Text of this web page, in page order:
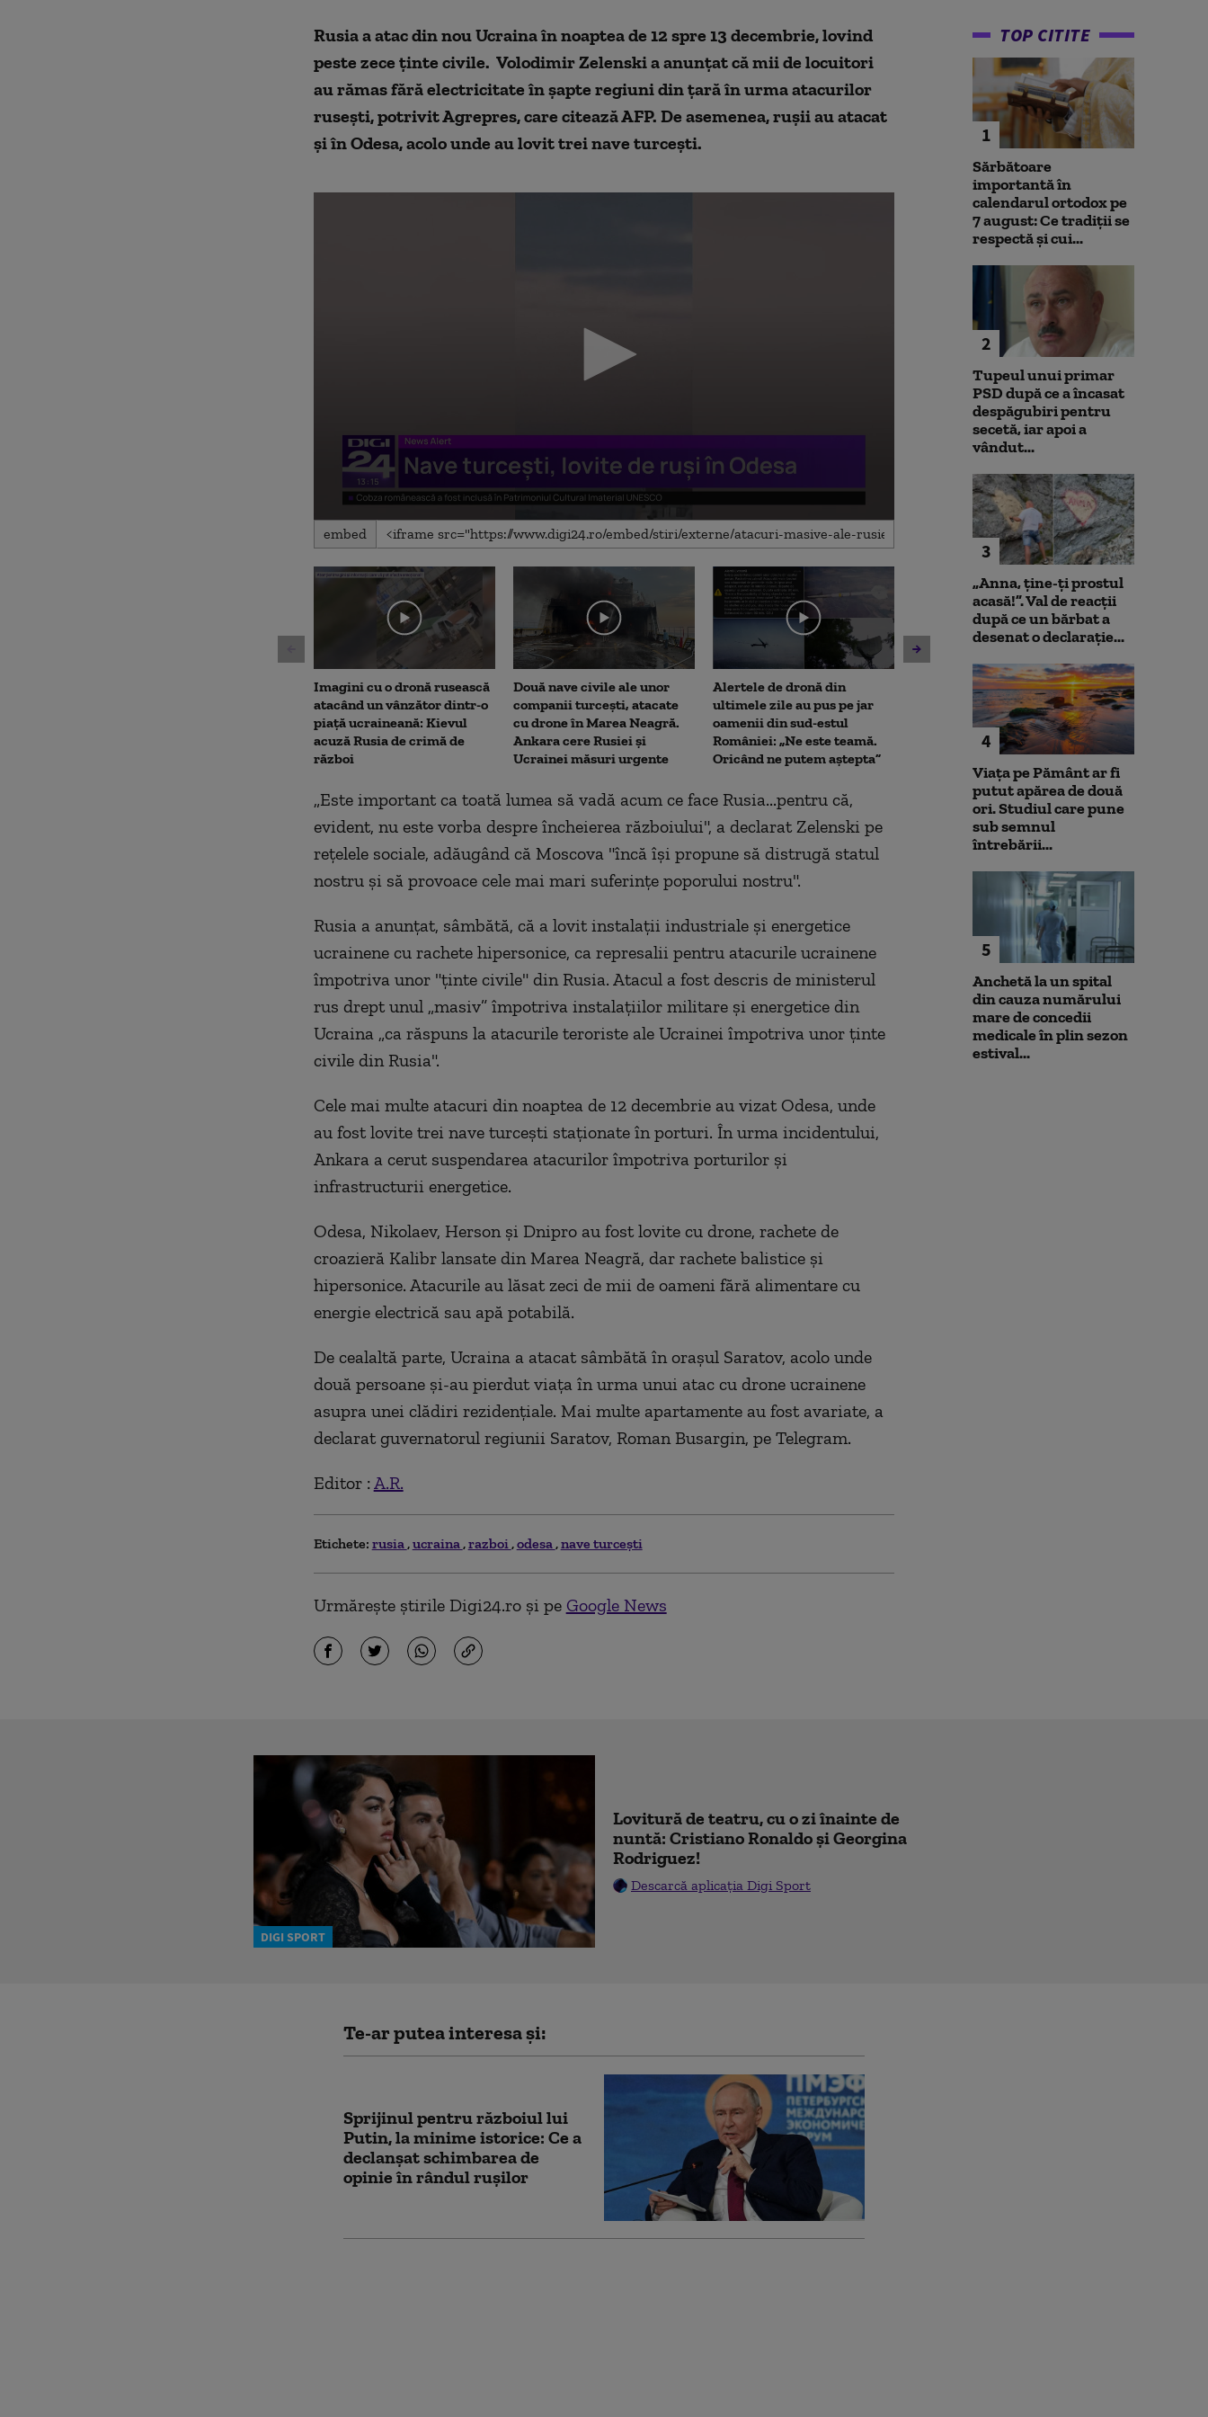
Rusia a atac din nou Ucraina în noaptea de 12 spre 13 decembrie, lovind
peste zece ținte civile. Volodimir Zelenski a anunțat că mii de locuitori
au rămas fără electricitate în șapte regiuni din țară în urma atacurilor
rusești, potrivit Agrepres, care citează AFP. De asemenea, rușii au atacat
și în Odesa, acolo unde au lovit trei nave turcești.
0
seconds
3
minutes,
Volume
embed
Imagini cu o dronă rusească
atacând un vânzător dintr-o
piață ucraineană: Kievul
acuză Rusia de crimă de
război
Două nave civile ale unor
companii turcești, atacate
cu drone în Marea Neagră.
Ankara cere Rusiei și
Ucrainei măsuri urgente
Alertele de dronă din
ultimele zile au pus pe jar
oamenii din sud-estul
României: „Ne este teamă.
Oricând ne putem aștepta”
Imagini scandaloase: O
ambulanță care transporta
la spital o fetiță de un an a
oprit să cumpere pepeni și
Controale la
avioane
toată lumea.
îmbogățește
aeronave de
„Este important ca toată lumea să vadă acum ce face Rusia...pentru că,
evident, nu este vorba despre încheierea războiului", a declarat Zelenski pe
reţelele sociale, adăugând că Moscova "încă îşi propune să distrugă statul
nostru şi să provoace cele mai mari suferinţe poporului nostru".
Rusia a anunțat, sâmbătă, că a lovit instalații industriale și energetice
ucrainene cu rachete hipersonice, ca represalii pentru atacurile ucrainene
împotriva unor "ţinte civile" din Rusia. Atacul a fost descris de ministerul
rus drept unul „masiv” împotriva instalaţiilor militare şi energetice din
Ucraina „ca răspuns la atacurile teroriste ale Ucrainei împotriva unor ţinte
civile din Rusia".
Cele mai multe atacuri din noaptea de 12 decembrie au vizat Odesa, unde
au fost lovite trei nave turcești staționate în porturi. În urma incidentului,
Ankara a cerut suspendarea atacurilor împotriva porturilor și
infrastructurii energetice.
Odesa, Nikolaev, Herson și Dnipro au fost lovite cu drone, rachete de
croazieră Kalibr lansate din Marea Neagră, dar rachete balistice și
hipersonice. Atacurile au lăsat zeci de mii de oameni fără alimentare cu
energie electrică sau apă potabilă.
De cealaltă parte, Ucraina a atacat sâmbătă în orașul Saratov, acolo unde
două persoane și-au pierdut viața în urma unui atac cu drone ucrainene
asupra unei clădiri rezidențiale. Mai multe apartamente au fost avariate, a
declarat guvernatorul regiunii Saratov, Roman Busargin, pe Telegram.
Editor : A.R.
Etichete: rusia ucraina razboi odesa nave turcești
Urmărește știrile Digi24.ro și pe Google News
TOP CITITE
1
Sărbătoare
importantă în
calendarul ortodox pe
7 august: Ce tradiții se
respectă și cui...
2
Tupeul unui primar
PSD după ce a încasat
despăgubiri pentru
secetă, iar apoi a
vândut...
3
„Anna, ţine-ţi prostul
acasă!”. Val de reacții
după ce un bărbat a
desenat o declarație...
4
Viața pe Pământ ar fi
putut apărea de două
ori. Studiul care pune
sub semnul
întrebării...
5
Anchetă la un spital
din cauza numărului
mare de concedii
medicale în plin sezon
estival...
DIGI SPORT
Lovitură de teatru, cu o zi înainte de
nuntă: Cristiano Ronaldo și Georgina
Rodriguez!
Descarcă aplicația Digi Sport
Te-ar putea interesa și:
Sprijinul pentru războiul lui
Putin, la minime istorice: Ce a
declanșat schimbarea de
opinie în rândul rușilor